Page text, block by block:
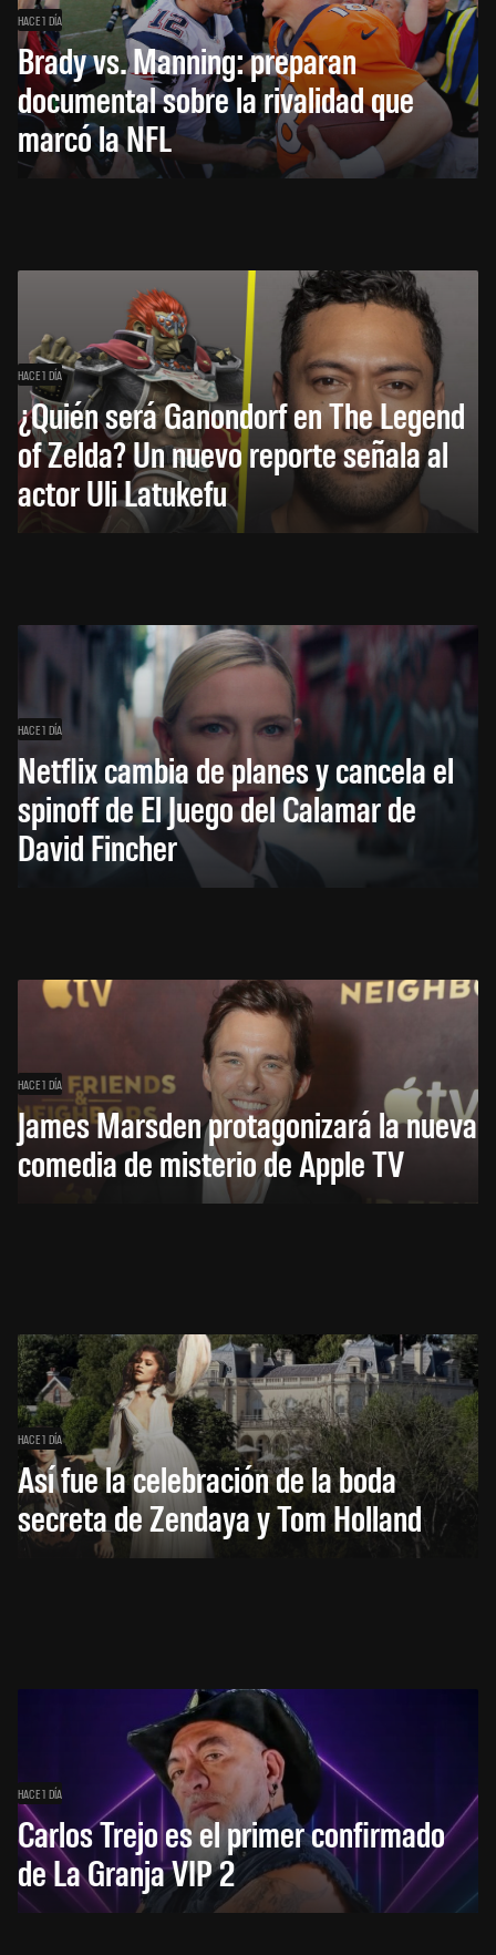
HACE 1 DÍA
Brady vs. Manning: preparan
documental sobre la rivalidad que
marcó la NFL
HACE 1 DÍA
¿Quién será Ganondorf en The Legend
of Zelda? Un nuevo reporte señala al
actor Uli Latukefu
HACE 1 DÍA
Netflix cambia de planes y cancela el
spinoff de El Juego del Calamar de
David Fincher
HACE 1 DÍA
James Marsden protagonizará la nueva
comedia de misterio de Apple TV
HACE 1 DÍA
Así fue la celebración de la boda
secreta de Zendaya y Tom Holland
HACE 1 DÍA
Carlos Trejo es el primer confirmado
de La Granja VIP 2